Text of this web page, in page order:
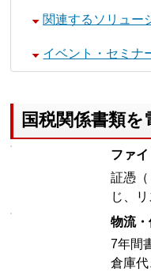
関連するソリュー
イベント・セミナ
国税関係書類
ファ
証憑
じ、
物流
7年間
倉庫代